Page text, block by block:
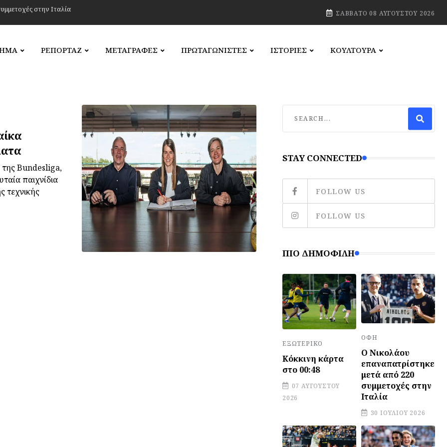
ΣΆΒΒΑΤΟ 08 ΑΥΓΟΎΣΤΟΥ 2026
ΡΕΠΟΡΤΑΖ ΜΕΤΑΓΡΑΦΕΣ ΠΡΩΤΑΓΩΝΙΣΤΕΣ ΙΣΤΟΡΙΕΣ ΚΟΥΛΤΟΥΡΑ
της Bundesliga,
παιχνίδια
τεχνικής
STAY CONNECTED
FOLLOW US
FOLLOW US
ΠΙΟ ΔΗΜΟΦΙΛΉ
ΕΞΩΤΕΡΙΚΌ
Κόκκινη κάρτα
στο 00:48
07 ΑΥΓΟΎΣΤΟΥ
2026
ΟΦΗ
Ο Νικολάου
επαναπατρίστηκε
μετά από 220
συμμετοχές στην
Ιταλία
30 ΙΟΥΛΊΟΥ 2026